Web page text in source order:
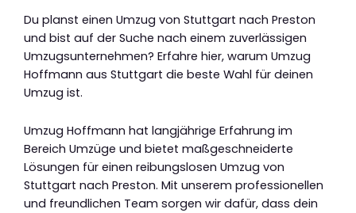
Du planst einen Umzug von Stuttgart nach Preston
und bist auf der Suche nach einem zuverlässigen
Umzugsunternehmen? Erfahre hier, warum Umzug
Hoffmann aus Stuttgart die beste Wahl für deinen
Umzug ist.
Umzug Hoffmann hat langjährige Erfahrung im
Bereich Umzüge und bietet maßgeschneiderte
Lösungen für einen reibungslosen Umzug von
Stuttgart nach Preston. Mit unserem professionellen
und freundlichen Team sorgen wir dafür, dass dein